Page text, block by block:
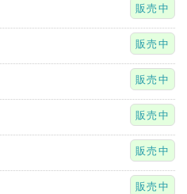
販売中
販売中
販売中
販売中
販売中
販売中